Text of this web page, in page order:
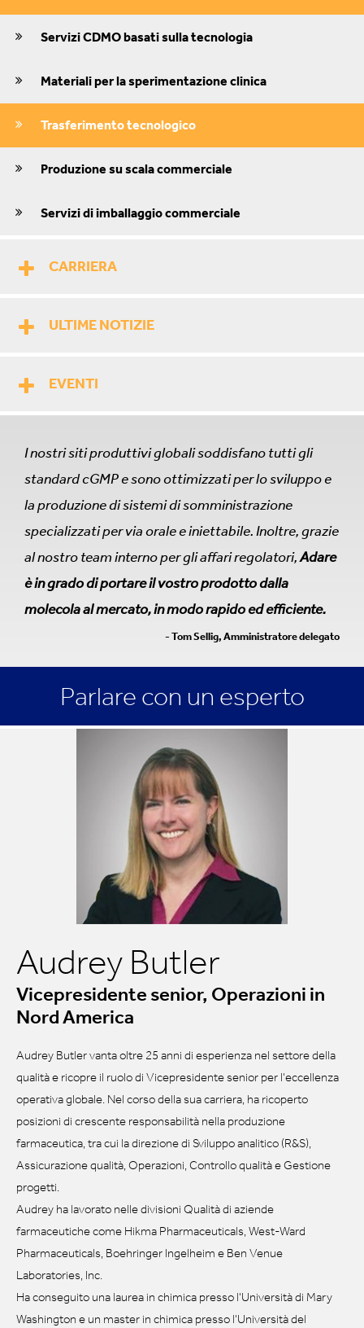
Servizi CDMO basati sulla tecnologia
Materiali per la sperimentazione clinica
Trasferimento tecnologico
Produzione su scala commerciale
Servizi di imballaggio commerciale
CARRIERA
ULTIME NOTIZIE
EVENTI
I nostri siti produttivi globali soddisfano tutti gli
standard cGMP e sono ottimizzati per lo sviluppo e
la produzione di sistemi di somministrazione
specializzati per via orale e iniettabile. Inoltre, grazie
al nostro team interno per gli affari regolatori,Adare
è in grado di portare il vostro prodotto dalla
molecola al mercato, in modo rapido ed efficiente.
- Tom Sellig, Amministratore delegato
Parlare con un esperto
Audrey Butler
Vicepresidente senior, Operazioni in
Nord America
Audrey Butler vanta oltre 25 anni di esperienza nel settore della
qualità e ricopre il ruolo di Vicepresidente senior per l'eccellenza
operativa globale. Nel corso della sua carriera, ha ricoperto
posizioni di crescente responsabilità nella produzione
farmaceutica, tra cui la direzione di Sviluppo analitico (R&S),
Assicurazione qualità, Operazioni, Controllo qualità e Gestione
progetti.
Audrey ha lavorato nelle divisioni Qualità di aziende
farmaceutiche come Hikma Pharmaceuticals, West-Ward
Pharmaceuticals, Boehringer Ingelheim e Ben Venue
Laboratories, Inc.
Ha conseguito una laurea in chimica presso l'Università di Mary
Washington e un master in chimica presso l'Università del